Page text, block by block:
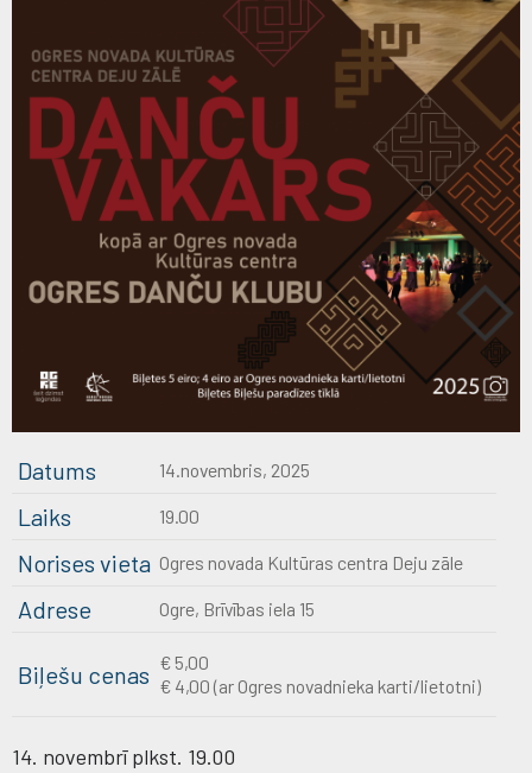
Datums 14.novembris, 2025
Laiks 19.00
Norises vieta Ogres novada Kultūras centra Deju zāle
Adrese Ogre, Brīvības iela 15
Biļešu cenas € 5,00
€ 4,00 (ar Ogres novadnieka karti/lietotni)
14. novembrī plkst. 19.00